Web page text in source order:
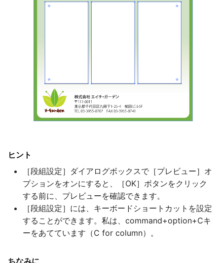
ヒント
［段組設定］ダイアログボックスで［プレビュー］オ
プションをオンにすると、［OK］ボタンをクリック
する前に、プレビューを確認できます。
［段組設定］には、キーボードショートカットを設定
することができます。私は、command+option+Cキ
ーをあてています（C for column）。